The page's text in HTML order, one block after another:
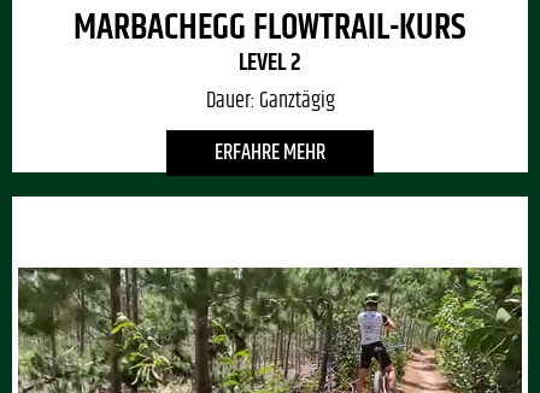
MARBACHEGG FLOWTRAIL-KURS
LEVEL 2
Dauer: Ganztägig
ERFAHRE MEHR